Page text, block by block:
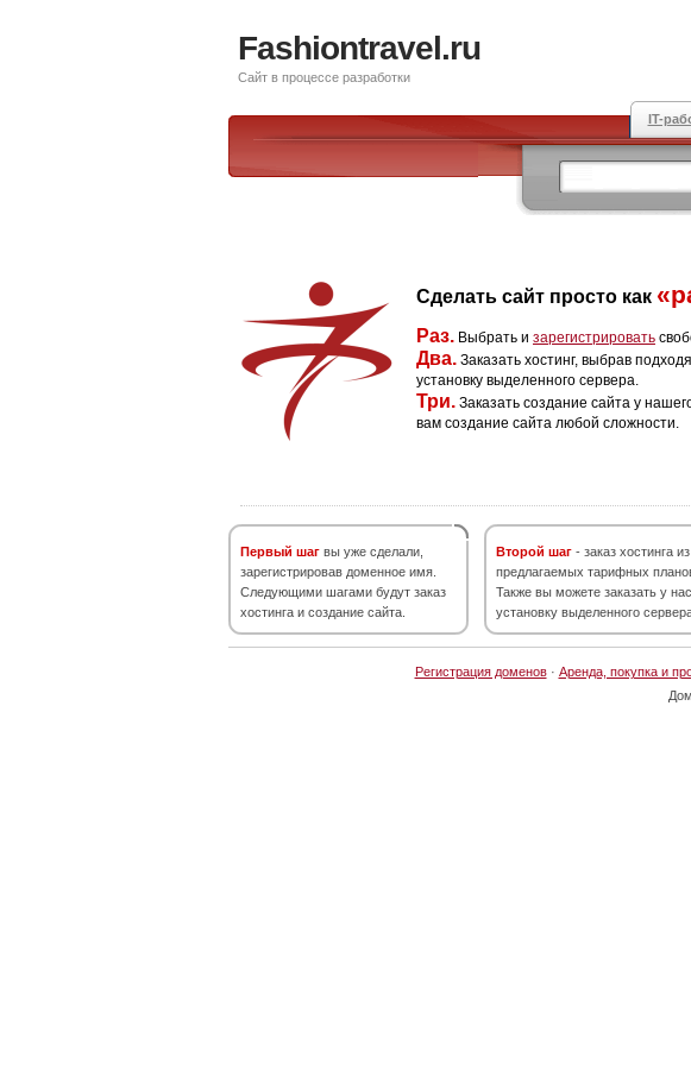
Fashiontravel.ru
Сайт в процессе разработки
IT-
Сделать сайт просто как
Раз. Выбрать и зарегистрировать
Два. Заказать хостинг, выбрав
установку выделенного сервера.
Три. Заказать создание сайта у
вам создание сайта любой сложности.
Первый шаг вы уже сделали,
зарегистрировав доменное имя.
Следующими шагами будут заказ
хостинга и создание сайта.
Второй шаг - заказ хостинга из
предлагаемых тарифных
Также вы можете заказать у нас
установку выделенного
Регистрация доменов· Аренда, покупка и